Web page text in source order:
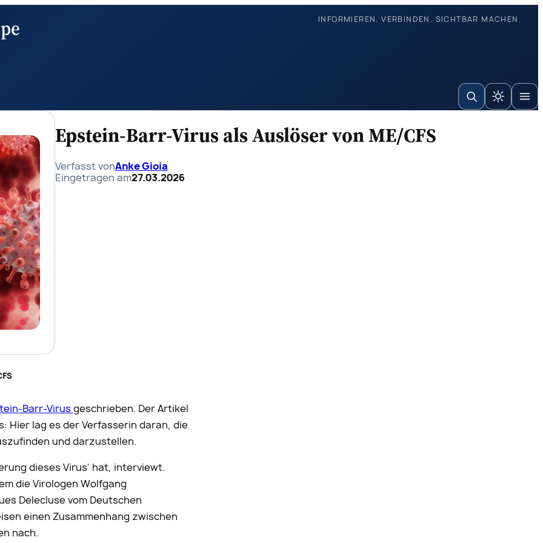
INFORMIEREN. VERBINDEN. SICHTBAR MACHEN.
Epstein-Barr-Virus als Auslöser von ME/CFS
Verfasst vonAnke Gioia
Eingetragen am27.03.2026
Barr-Virusgeschrieben. Der Artikel
Hier lag es der Verfasserin daran, die
und darzustellen.
dieses Virus‘ hat, interviewt.
die Virologen Wolfgang
Delecluse vom Deutschen
einen Zusammenhang zwischen
nach.